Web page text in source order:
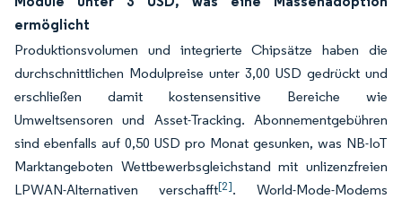
ermöglicht
Produktionsvolumen und integrierte Chipsätze haben die
durchschnittlichen Modulpreise unter 3,00 USD gedrückt und
erschließen damit kostensensitive Bereiche wie
Umweltsensoren und Asset-Tracking. Abonnementgebühren
sind ebenfalls auf 0,50 USD pro Monat gesunken, was NB-IoT
Marktangeboten Wettbewerbsgleichstand mit unlizenzfreien
LPWAN-Alternativen verschafft[2]. World-Mode-Modems